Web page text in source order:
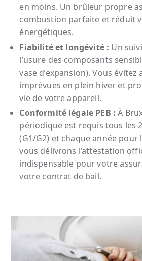
en moins. Un brûleur propre
combustion parfaite et réduit
énergétiques.
Fiabilité et longévité : Un
l’usure des composants
vase d’expansion). Vous évitez
imprévues en plein hiver et
vie de votre appareil.
Conformité légale PEB : À
périodique est requis tous les
(G1/G2) et chaque année pour
vous délivrons l’attestation
indispensable pour votre
votre contrat de bail.